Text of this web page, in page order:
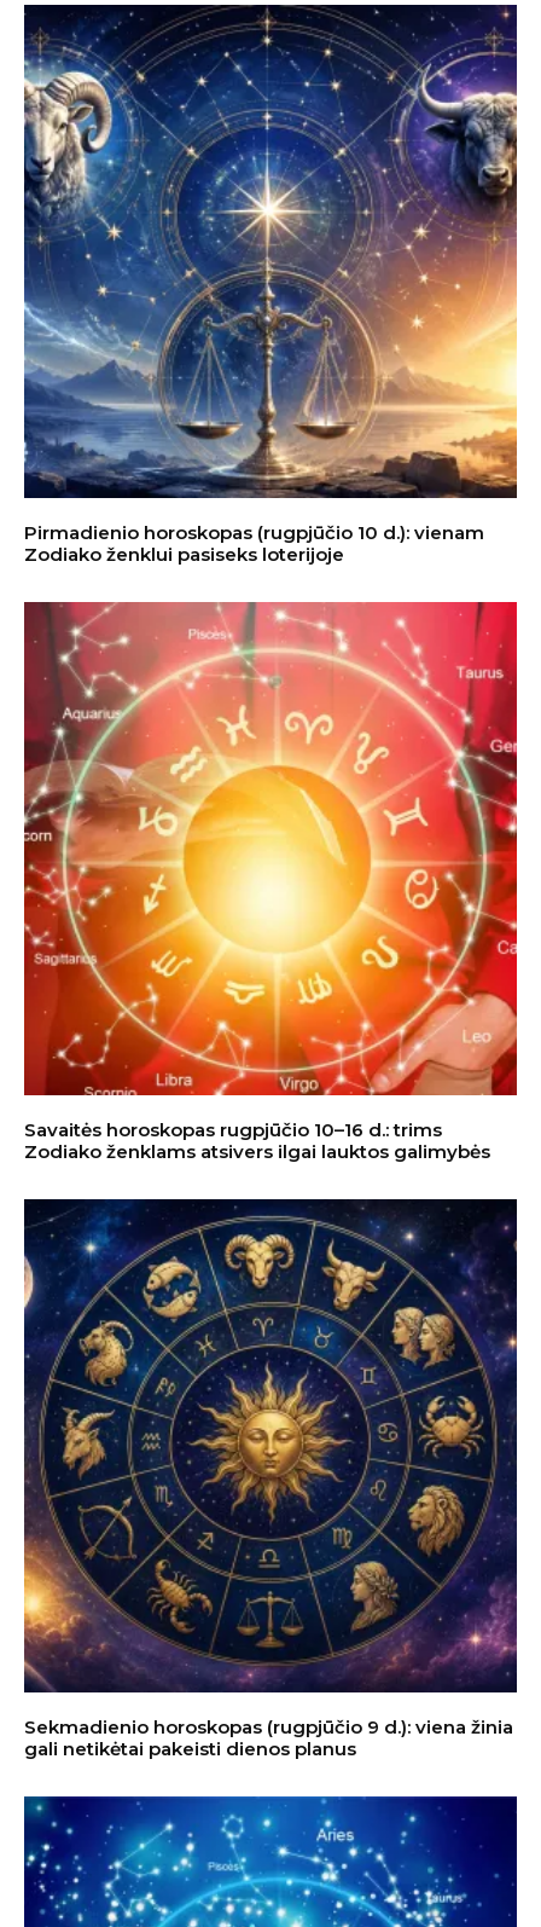
Pirmadienio horoskopas (rugpjūčio 10 d.): vienam
Zodiako ženklui pasiseks loterijoje
Savaitės horoskopas rugpjūčio 10–16 d.: trims
Zodiako ženklams atsivers ilgai lauktos galimybės
Sekmadienio horoskopas (rugpjūčio 9 d.): viena žinia
gali netikėtai pakeisti dienos planus